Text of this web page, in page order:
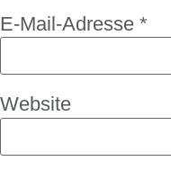
E-Mail-Adresse *
Website